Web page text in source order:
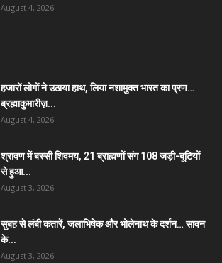
August 4, 2026
हजारों लोगों ने उठाया हाथ, लिया नशामुक्त भारत का प्रण…
ब्रह्माकुमारीज़...
August 4, 2026
श्रावण में बस्सी शिवमय, 21 ब्राह्मणों संग 108 जड़ी-बूटियों
से हुआ...
August 3, 2026
सुबह से लंबी कतारें, जलाभिषेक और भोलेनाथ के दर्शन… सावन
के...
August 3, 2026